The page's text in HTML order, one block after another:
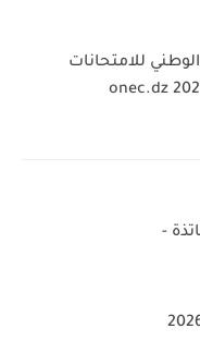
للامتحانات
-